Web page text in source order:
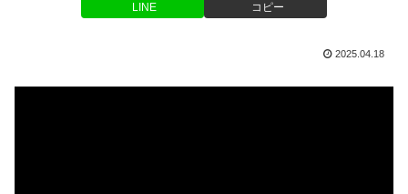
LINE コピー
2025.04.18